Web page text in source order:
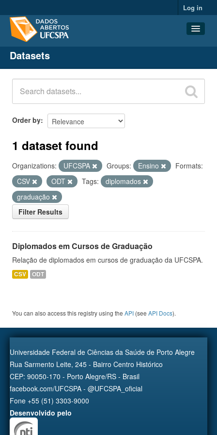
Log in
Datasets
Organizations
Groups
About
Datasets
Order by
1 dataset found
Organizations: UFCSPA Groups: Ensino
Formats:
CSV
ODT Tags:
diplomados
graduação
Filter Results
Diplomados em Cursos de Graduação
Relação de diplomados em cursos de graduação da UFCSPA.
CSV ODT
You can also access this registry using the API (see API Docs).
Universidade Federal de Ciências da Saúde de Porto Alegre
Rua Sarmento Leite, 245 - Bairro Centro Histórico
CEP: 90050-170 - Porto Alegre/RS - Brasil
facebook.com/UFCSPA - @UFCSPA_oficial
Fone +55 (51) 3303-9000
Desenvolvido pelo